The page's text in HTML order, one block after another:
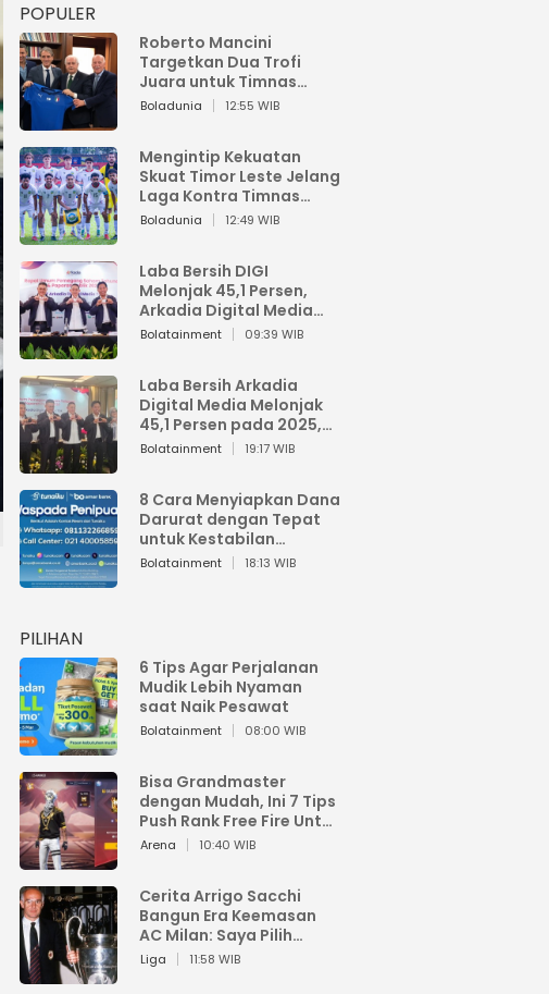
POPULER
Roberto Mancini
Targetkan Dua Trofi
Juara untuk Timnas
Italia
Boladunia 12:55 WIB
Mengintip Kekuatan
Skuat Timor Leste Jelang
Laga Kontra Timnas
Indonesia di Piala AFF
Boladunia 12:49 WIB
Laba Bersih DIGI
Melonjak 45,1 Persen,
Arkadia Digital Media
Perkuat Bisnis AI dan
Bolatainment 09:39 WIB
Laba Bersih Arkadia
Digital Media Melonjak
45,1 Persen pada 2025,
Sentuh Rp1,76 Miliar
Bolatainment 19:17 WIB
8 Cara Menyiapkan Dana
Darurat dengan Tepat
untuk Kestabilan
Keuangan
Bolatainment 18:13 WIB
PILIHAN
6 Tips Agar Perjalanan
Mudik Lebih Nyaman
saat Naik Pesawat
Bolatainment 08:00 WIB
Bisa Grandmaster
dengan Mudah, Ini 7 Tips
Push Rank Free Fire Untuk
Pemula
Arena 10:40 WIB
Cerita Arrigo Sacchi
Bangun Era Keemasan
AC Milan: Saya Pilih
Pemain dari Isi Otaknya
Liga 11:58 WIB